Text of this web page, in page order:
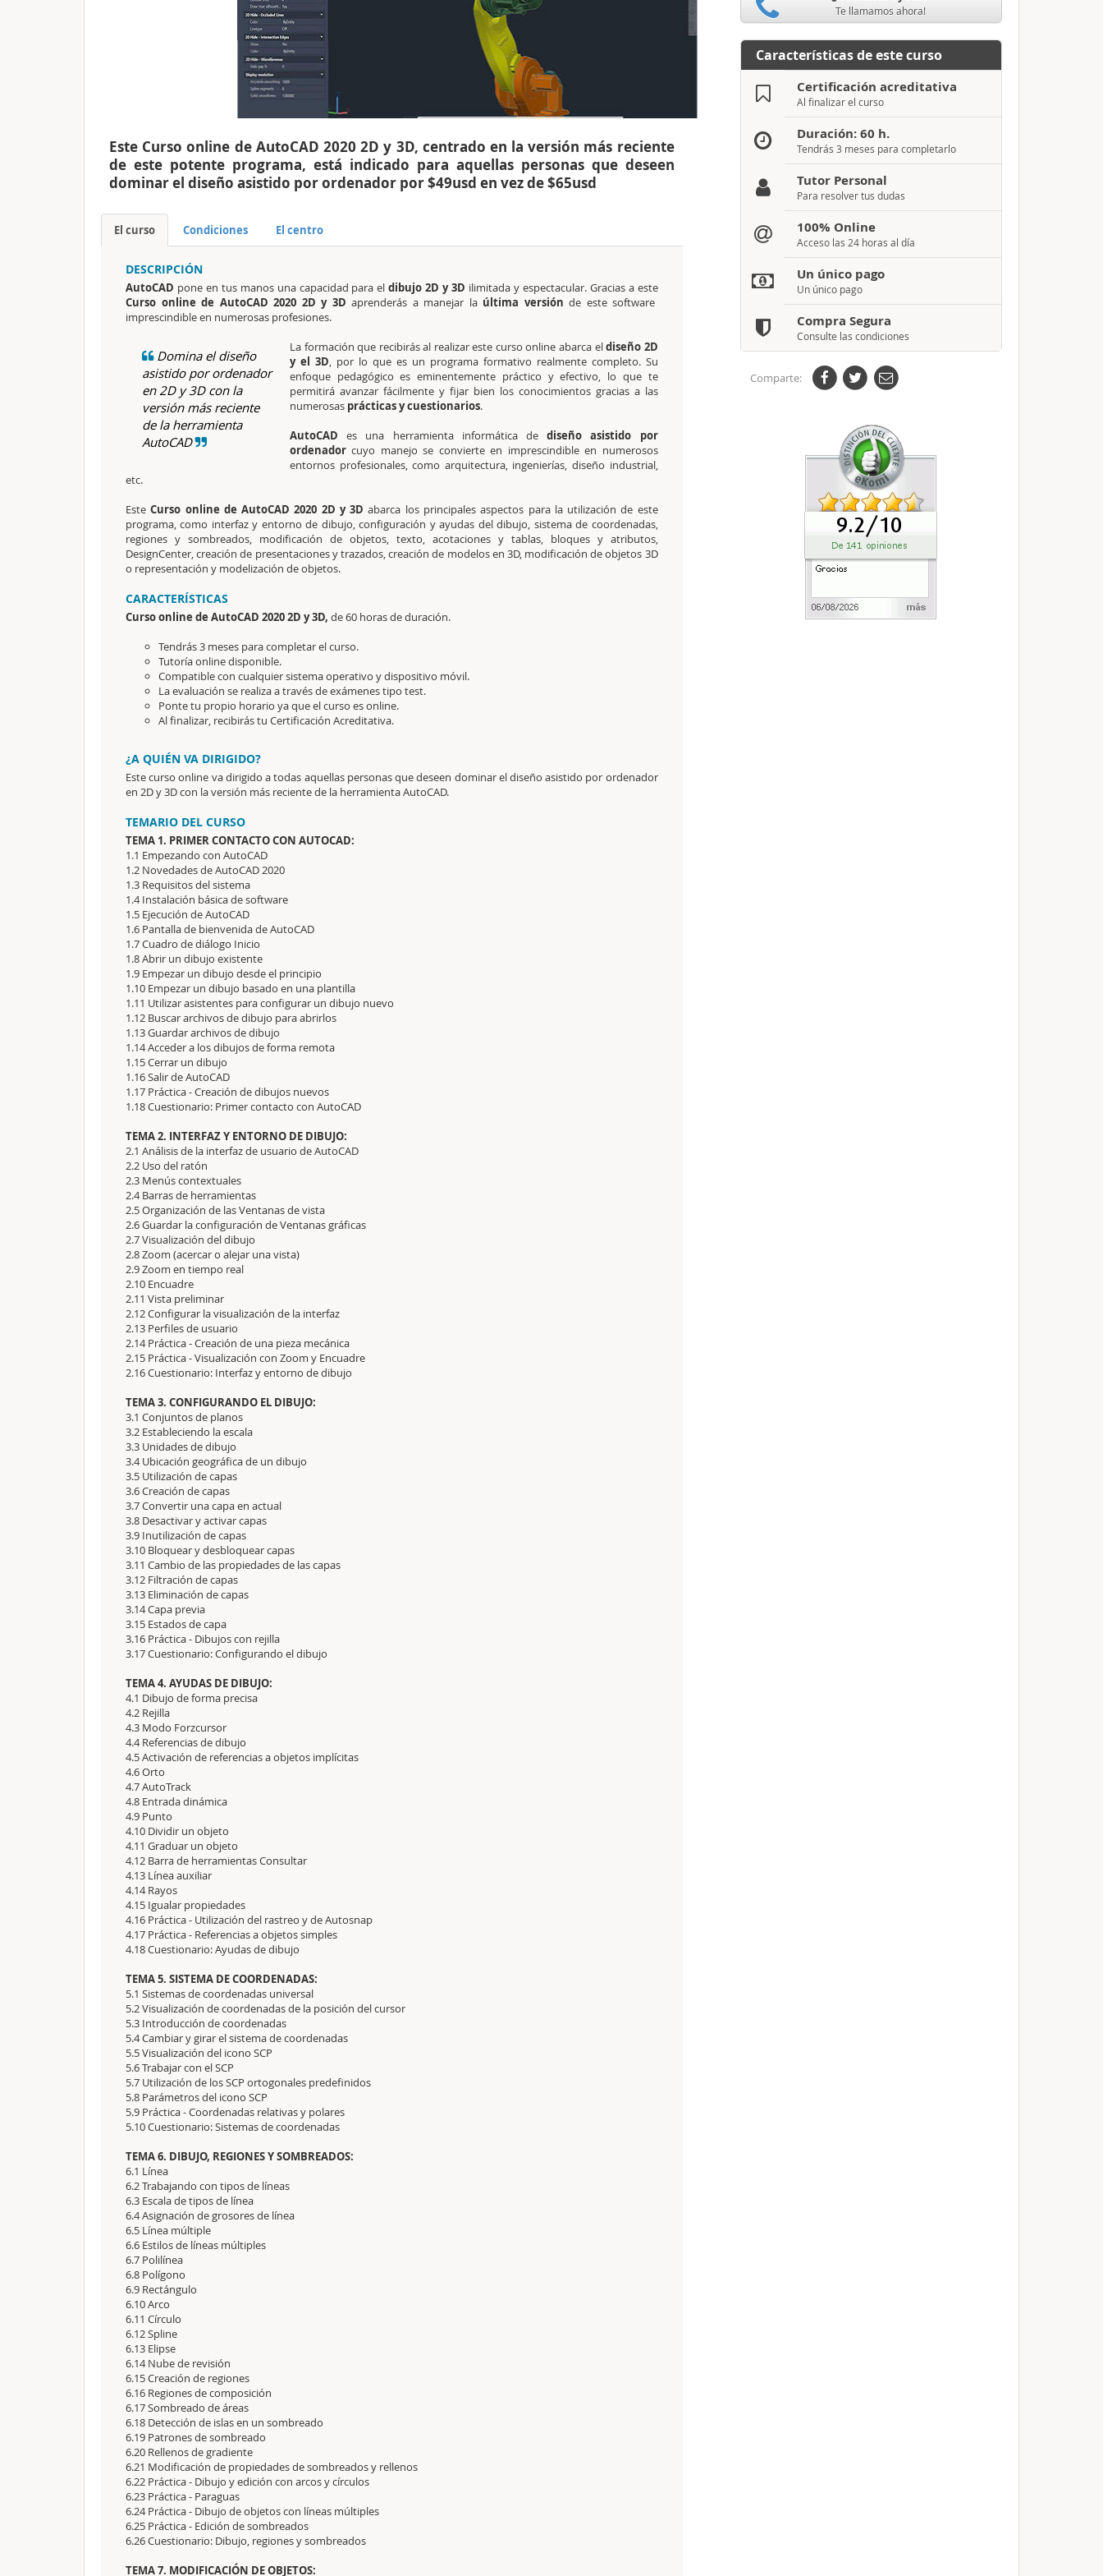
Este Curso online de AutoCAD 2020 2D y 3D, centrado en la versión más reciente
de este potente programa, está indicado para aquellas personas que deseen
dominar el diseño asistido por ordenador por $49usd en vez de $65usd
El curso Condiciones El centro
DESCRIPCIÓN
AutoCAD pone en tus manos una capacidad para eldibujo 2D y 3D ilimitada y espectacular. Gracias a este
Curso online de AutoCAD 2020 2D y 3D aprenderás a manejar la última versión de este software
imprescindible en numerosas profesiones.
Domina el diseño
asistido por ordenador
en 2D y 3D con la
versión más reciente
de la herramienta
AutoCAD
La formación que recibirás al realizar este curso online abarca eldiseño 2D
y el 3D, por lo que es un programa formativo realmente completo. Su
enfoque pedagógico es eminentemente práctico y efectivo, lo que te
permitirá avanzar fácilmente y fijar bien los conocimientos gracias a las
numerosas prácticas y cuestionarios.
AutoCADes una herramienta informática dediseño asistido por
ordenador cuyo manejo se convierte en imprescindible en numerosos
entornos profesionales, como arquitectura, ingenierías, diseño industrial,
etc.
Este Curso online de AutoCAD 2020 2D y 3D abarca los principales aspectos para la utilización de este
programa, como interfaz y entorno de dibujo, configuración y ayudas del dibujo, sistema de coordenadas,
regiones y sombreados, modificación de objetos, texto, acotaciones y tablas, bloques y atributos,
DesignCenter, creación de presentaciones y trazados, creación de modelos en 3D, modificación de objetos 3D
o representación y modelización de objetos.
CARACTERÍSTICAS
Curso online de AutoCAD 2020 2D y 3D, de 60 horas de duración.
Tendrás 3 meses para completar el curso.
Tutoría online disponible.
Compatible con cualquier sistema operativo y dispositivo móvil.
La evaluación se realiza a través de exámenes tipo test.
Ponte tu propio horario ya que el curso es online.
Al finalizar, recibirás tu Certificación Acreditativa.
¿A QUIÉN VA DIRIGIDO?
Este curso online va dirigido a todas aquellas personas que deseen dominar el diseño asistido por ordenador
en 2D y 3D con la versión más reciente de la herramienta AutoCAD.
TEMARIO DEL CURSO
TEMA 1. PRIMER CONTACTO CON AUTOCAD:
1.1 Empezando con AutoCAD
1.2 Novedades de AutoCAD 2020
1.3 Requisitos del sistema
1.4 Instalación básica de software
1.5 Ejecución de AutoCAD
1.6 Pantalla de bienvenida de AutoCAD
1.7 Cuadro de diálogo Inicio
1.8 Abrir un dibujo existente
1.9 Empezar un dibujo desde el principio
1.10 Empezar un dibujo basado en una plantilla
1.11 Utilizar asistentes para configurar un dibujo nuevo
1.12 Buscar archivos de dibujo para abrirlos
1.13 Guardar archivos de dibujo
1.14 Acceder a los dibujos de forma remota
1.15 Cerrar un dibujo
1.16 Salir de AutoCAD
1.17 Práctica - Creación de dibujos nuevos
1.18 Cuestionario: Primer contacto con AutoCAD
TEMA 2. INTERFAZ Y ENTORNO DE DIBUJO:
2.1 Análisis de la interfaz de usuario de AutoCAD
2.2 Uso del ratón
2.3 Menús contextuales
2.4 Barras de herramientas
2.5 Organización de las Ventanas de vista
2.6 Guardar la configuración de Ventanas gráficas
2.7 Visualización del dibujo
2.8 Zoom (acercar o alejar una vista)
2.9 Zoom en tiempo real
2.10 Encuadre
2.11 Vista preliminar
2.12 Configurar la visualización de la interfaz
2.13 Perfiles de usuario
2.14 Práctica - Creación de una pieza mecánica
2.15 Práctica - Visualización con Zoom y Encuadre
2.16 Cuestionario: Interfaz y entorno de dibujo
TEMA 3. CONFIGURANDO EL DIBUJO:
3.1 Conjuntos de planos
3.2 Estableciendo la escala
3.3 Unidades de dibujo
3.4 Ubicación geográfica de un dibujo
3.5 Utilización de capas
3.6 Creación de capas
3.7 Convertir una capa en actual
3.8 Desactivar y activar capas
3.9 Inutilización de capas
3.10 Bloquear y desbloquear capas
3.11 Cambio de las propiedades de las capas
3.12 Filtración de capas
3.13 Eliminación de capas
3.14 Capa previa
3.15 Estados de capa
3.16 Práctica - Dibujos con rejilla
3.17 Cuestionario: Configurando el dibujo
TEMA 4. AYUDAS DE DIBUJO:
4.1 Dibujo de forma precisa
4.2 Rejilla
4.3 Modo Forzcursor
4.4 Referencias de dibujo
4.5 Activación de referencias a objetos implícitas
4.6 Orto
4.7 AutoTrack
4.8 Entrada dinámica
4.9 Punto
4.10 Dividir un objeto
4.11 Graduar un objeto
4.12 Barra de herramientas Consultar
4.13 Línea auxiliar
4.14 Rayos
4.15 Igualar propiedades
4.16 Práctica - Utilización del rastreo y de Autosnap
4.17 Práctica - Referencias a objetos simples
4.18 Cuestionario: Ayudas de dibujo
TEMA 5. SISTEMA DE COORDENADAS:
5.1 Sistemas de coordenadas universal
5.2 Visualización de coordenadas de la posición del cursor
5.3 Introducción de coordenadas
5.4 Cambiar y girar el sistema de coordenadas
5.5 Visualización del icono SCP
5.6 Trabajar con el SCP
5.7 Utilización de los SCP ortogonales predefinidos
5.8 Parámetros del icono SCP
5.9 Práctica - Coordenadas relativas y polares
5.10 Cuestionario: Sistemas de coordenadas
TEMA 6. DIBUJO, REGIONES Y SOMBREADOS:
6.1 Línea
6.2 Trabajando con tipos de líneas
6.3 Escala de tipos de línea
6.4 Asignación de grosores de línea
6.5 Línea múltiple
6.6 Estilos de líneas múltiples
6.7 Polilínea
6.8 Polígono
6.9 Rectángulo
6.10 Arco
6.11 Círculo
6.12 Spline
6.13 Elipse
6.14 Nube de revisión
6.15 Creación de regiones
6.16 Regiones de composición
6.17 Sombreado de áreas
6.18 Detección de islas en un sombreado
6.19 Patrones de sombreado
6.20 Rellenos de gradiente
6.21 Modificación de propiedades de sombreados y rellenos
6.22 Práctica - Dibujo y edición con arcos y círculos
6.23 Práctica - Paraguas
6.24 Práctica - Dibujo de objetos con líneas múltiples
6.25 Práctica - Edición de sombreados
6.26 Cuestionario: Dibujo, regiones y sombreados
TEMA 7. MODIFICACIÓN DE OBJETOS:
Te llamamos ahora!
Características de este curso
Certificación acreditativa
Al finalizar el curso
Duración: 60 h.
Tendrás 3 meses para completarlo
Tutor Personal
Para resolver tus dudas
100% Online
Acceso las 24 horas al día
Un único pago
Un único pago
Compra Segura
Consulte las condiciones
Comparte: